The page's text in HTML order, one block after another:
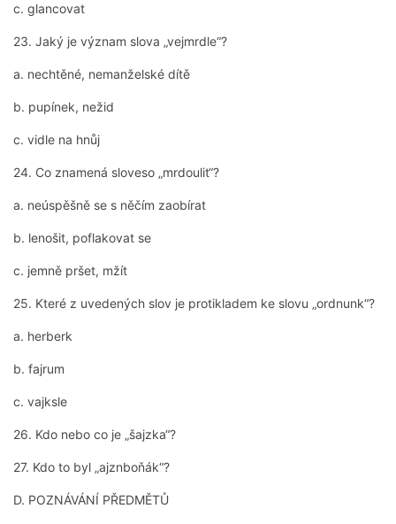
c. glancovat
23. Jaký je význam slova „vejmrdle“?
a. nechtěné, nemanželské dítě
b. pupínek, nežid
c. vidle na hnůj
24. Co znamená sloveso „mrdoulit“?
a. neúspěšně se s něčím zaobírat
b. lenošit, poflakovat se
c. jemně pršet, mžít
25. Které z uvedených slov je protikladem ke slovu „ordnunk“?
a. herberk
b. fajrum
c. vajksle
26. Kdo nebo co je „šajzka“?
27. Kdo to byl „ajznboňák“?
D. POZNÁVÁNÍ PŘEDMĚTŮ